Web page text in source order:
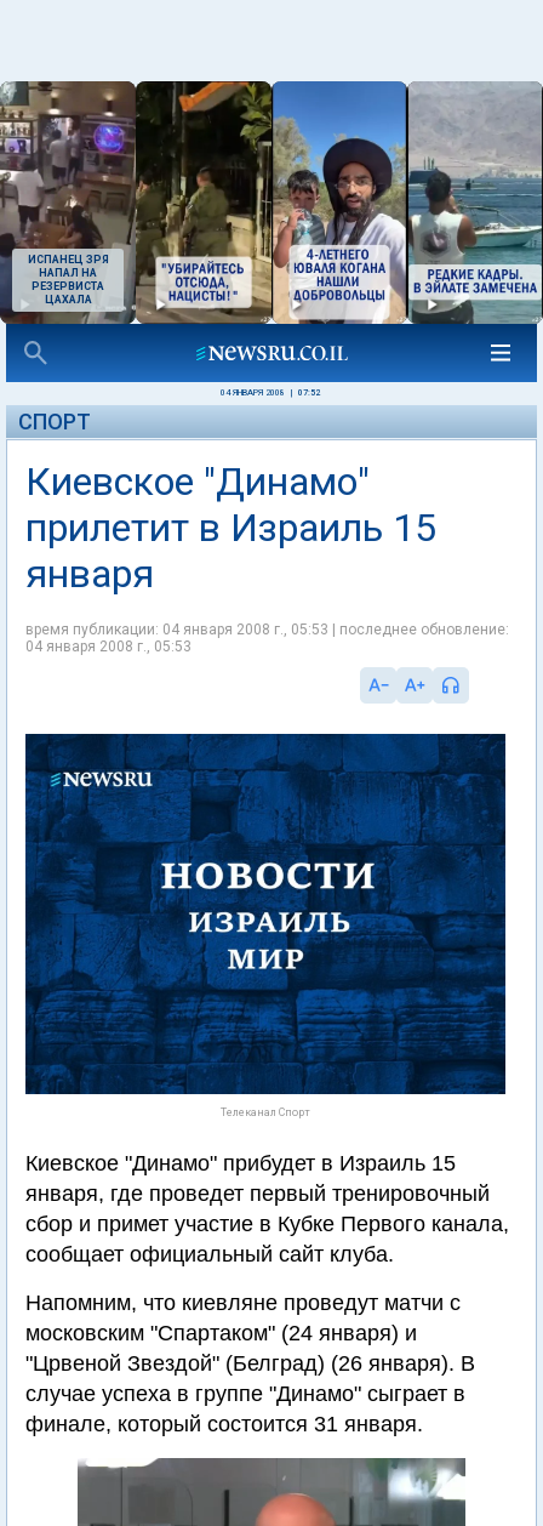
ИСПАНЕЦ ЗРЯ
НАПАЛ НА
РЕЗЕРВИСТА
ЦАХАЛА
04 ЯНВАРЯ 2008 07:52
СПОРТ
Киевское "Динамо"
прилетит в Израиль 15
января
время публикации: 04 января 2008 г., 05:53 | последнее обновление:
04 января 2008 г., 05:53
Телеканал Спорт
Киевское "Динамо" прибудет в Израиль 15
января, где проведет первый тренировочный
сбор и примет участие в Кубке Первого канала,
сообщает официальный сайт клуба.
Напомним, что киевляне проведут матчи с
московским "Спартаком" (24 января) и
"Црвеной Звездой" (Белград) (26 января). В
случае успеха в группе "Динамо" сыграет в
финале, который состоится 31 января.